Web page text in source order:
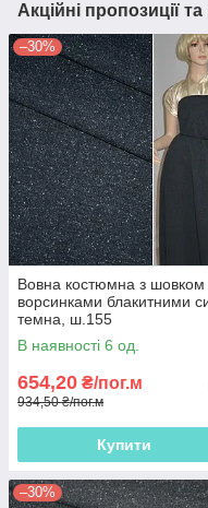
Акційні пропозиції
–30%
Вовна костюмна з шовком
ворсинками блакитними
темна, ш.155
В наявності 6 од.
654,20 ₴/пог.м
934,50 ₴/пог.м
Купити
–30%